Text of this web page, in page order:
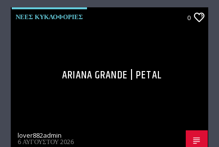
ΝΕΕΣ ΚΥΚΛΟΦΟΡΙΕΣ 0
ARIANA GRANDE | PETAL
lover882admin
6 ΑΥΓΟΎΣΤΟΥ 2026